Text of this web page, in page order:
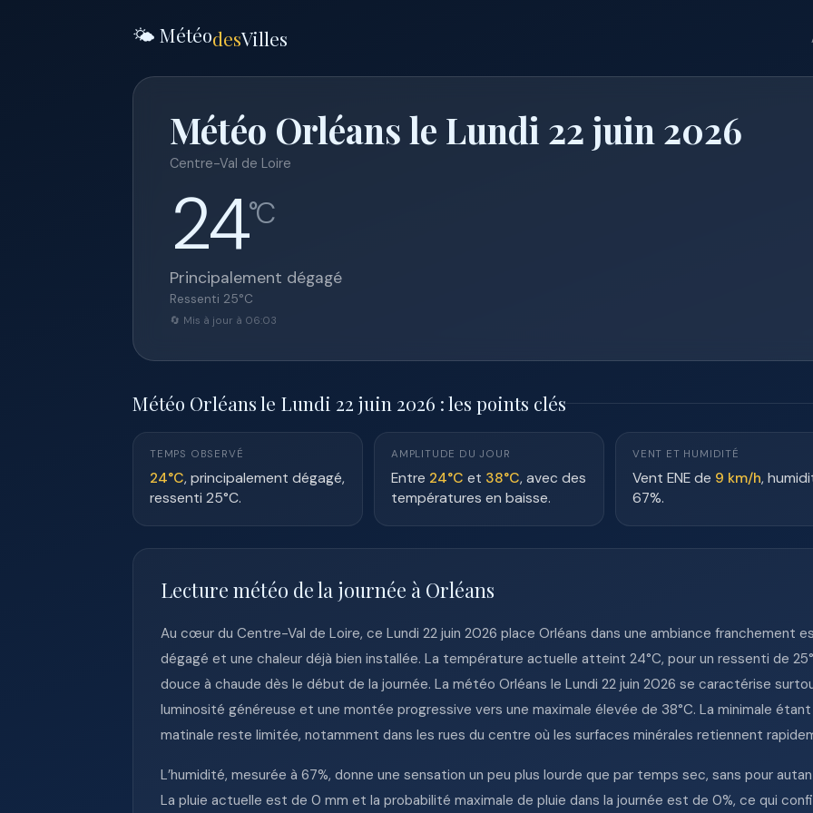
🌤️ MétéodesVilles
Météo Orléans le Lundi 22 juin 2026
Centre-Val de Loire
24°C
Principalement dégagé
Ressenti 25°C
🔄 Mis à jour à 06:03
Météo Orléans le Lundi 22 juin 2026 : les points clés
TEMPS OBSERVÉ
24°C, principalement dégagé,
ressenti 25°C.
AMPLITUDE DU JOUR
Entre 24°C et 38°C, avec des
températures en baisse.
VENT ET HUMIDITÉ
Vent ENE de 9 km/h,
67%.
Lecture météo de la journée à Orléans
Au cœur du Centre-Val de Loire, ce Lundi 22 juin 2026 place Orléans dans une ambiance franchement
dégagé et une chaleur déjà bien installée. La température actuelle atteint 24°C, pour un ressenti de
douce à chaude dès le début de la journée. La météo Orléans le Lundi 22 juin 2026 se caractérise
luminosité généreuse et une montée progressive vers une maximale élevée de 38°C. La minimale
matinale reste limitée, notamment dans les rues du centre où les surfaces minérales retiennent
L’humidité, mesurée à 67%, donne une sensation un peu plus lourde que par temps sec, sans pour
La pluie actuelle est de 0 mm et la probabilité maximale de pluie dans la journée est de 0%, ce qui